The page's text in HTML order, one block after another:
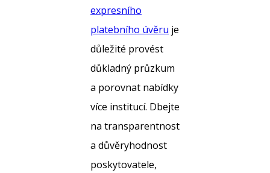
expresního
platebního úvěru je
důležité provést
důkladný průzkum
a porovnat nabídky
více institucí. Dbejte
na transparentnost
a důvěryhodnost
poskytovatele,